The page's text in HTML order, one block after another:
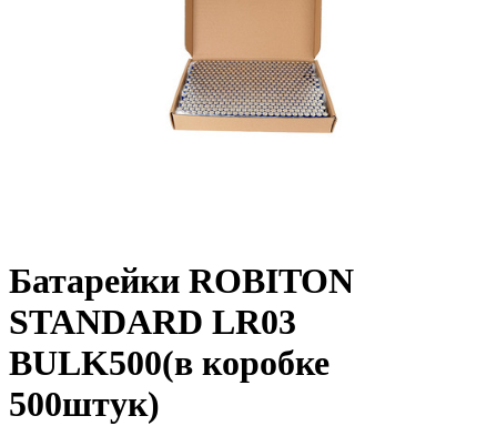
Батарейки ROBITON
STANDARD LR03
BULK500(в коробке
500штук)